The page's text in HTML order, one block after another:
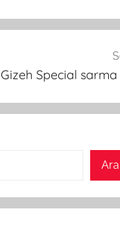
Gizeh Special sarma
Ara